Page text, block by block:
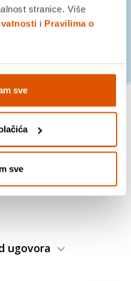
stranice. Više
i Pravilima o
sve
sve
SE
ugovora